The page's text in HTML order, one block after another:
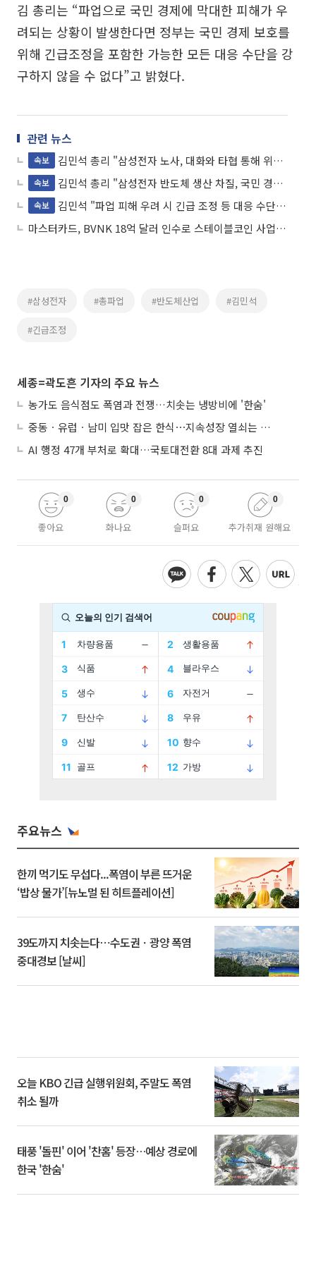
김 총리는 “파업으로 국민 경제에 막대한 피해가 우
려되는 상황이 발생한다면 정부는 국민 경제 보호를
위해 긴급조정을 포함한 가능한 모든 대응 수단을 강
구하지 않을 수 없다”고 밝혔다.
관련 뉴스
속보 김민석 총리 "삼성전자 노사, 대화와 타협 통해 위기 해결 촉구"
속보 김민석 총리 "삼성전자 반도체 생산 차질, 국민 경제 전반에 깊은 상처 남길 것"
속보
김민석 "파업 피해 우려 시 긴급 조정 등 대응 수단 강구"
마스터카드, BVNK 18억 달러 인수로 스테이블코인 사업 본격 확장
#삼성전자 #총파업 #반도체산업 #김민석
#긴급조정
세종=곽도흔 기자의 주요 뉴스
농가도 음식점도 폭염과 전쟁…치솟는 냉방비에 '한숨'
중동ㆍ유럽ㆍ남미 입맛 잡은 한식⋯지속성장 열쇠는 ‘현지화’
AI 행정 47개 부처로 확대…국토대전환 8대 과제 추진
좋아요
0
화나요
0
슬퍼요
0
추가취재 원해요
0
주요뉴스
한끼 먹기도 무섭다...폭염이 부른 뜨거운
‘밥상 물가’[뉴노멀 된 히트플레이션]
39도까지 치솟는다⋯수도권ㆍ광양 폭염
중대경보 [날씨]
오늘 KBO 긴급 실행위원회, 주말도 폭염
취소 될까
태풍 '돌핀' 이어 '찬홈' 등장…예상 경로에
한국 '한숨'